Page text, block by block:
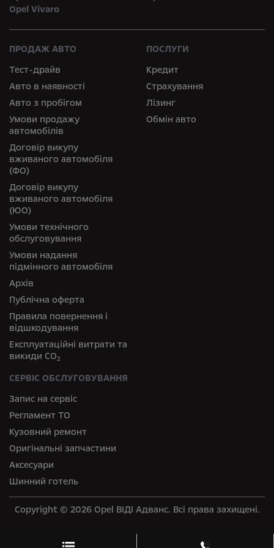
Opel Vivaro
ПРОДАЖ АВТО
Тест-драйв
Авто в наявності
Авто з пробігом
Умови продажу
автомобілів
Договір викупу
вживаного автомобіля
(ФО)
Договір викупу
вживаного автомобіля
(ЮО)
Умови технічного
обслуговування
Умови надання
підмінного автомобіля
Архів
Публічна оферта
Правила повернення і
відшкодування
Експлуатаційні витрати та
викиди СО2
ПОСЛУГИ
Кредит
Страхування
Лізинг
Обмін авто
СЕРВІС ОБСЛУГОВУВАННЯ
Запис на сервіс
Регламент ТО
Кузовний ремонт
Оригінальні запчастини
Аксесуари
Шинний готель
Copyright © 2026 Opel ВІДІ Адванс. Всі права захищені.